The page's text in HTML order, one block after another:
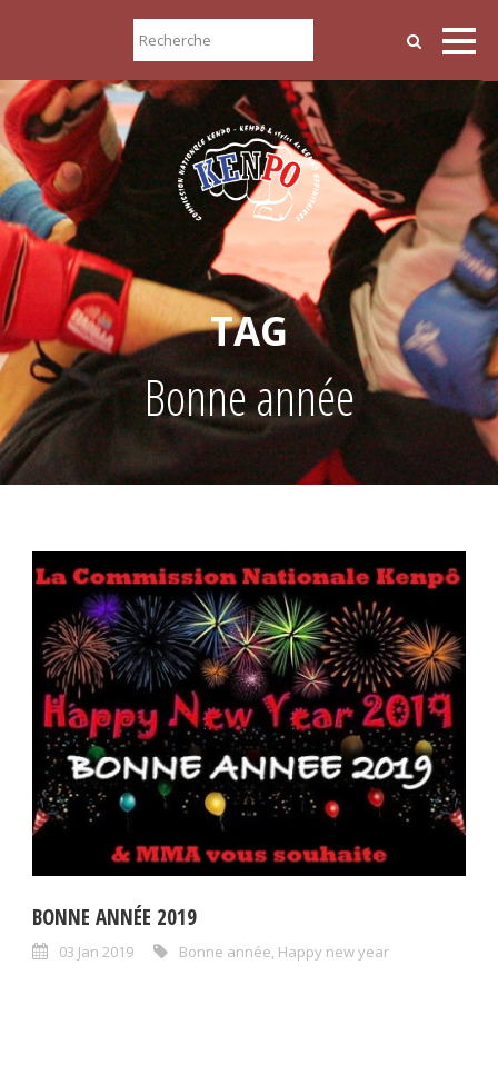
TAG
Bonne année
BONNE ANNÉE 2019
03 Jan 2019 Bonne année, Happy new year